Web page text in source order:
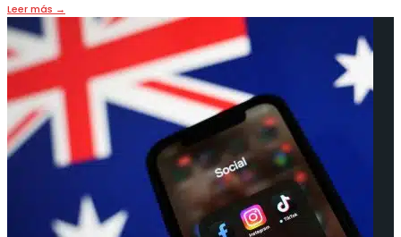
Leer más →